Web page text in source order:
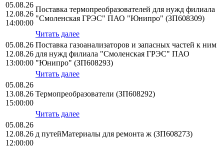
05.08.26
12.08.26
14:00:00
Поставка термопреобразователей для нужд филиала
"Смоленская ГРЭС" ПАО "Юнипро" (ЗП608309)
Читать далее
05.08.26
12.08.26
13:00:00
Поставка газоанализаторов и запасных частей к ним
для нужд филиала "Смоленская ГРЭС" ПАО
"Юнипро" (ЗП608293)
Читать далее
05.08.26
13.08.26
15:00:00
Термопреобразователи (ЗП608292)
Читать далее
05.08.26
12.08.26
12:00:00
д путейМатериалы для ремонта ж (ЗП608273)